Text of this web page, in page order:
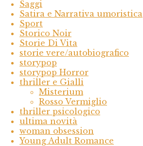
Saggi
Satira e Narrativa umoristica
Sport
Storico Noir
Storie Di Vita
storie vere/autobiografico
storypop
storypop Horror
thriller e Gialli
Misterium
Rosso Vermiglio
thriller psicologico
ultima novità
woman obsession
Young Adult Romance